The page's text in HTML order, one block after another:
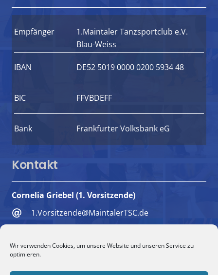
Wir verwenden Cookies, um unsere Website und unseren Service zu
optimieren.
Empfänger
1.Maintaler Tanzsportclub e.V.
Blau-Weiss
IBAN DE52 5019 0000 0200 5934 48
BIC FFVBDEFF
Bank Frankfurter Volksbank eG
Kontakt
Cornelia Griebel (1. Vorsitzende)
1.Vorsitzende@MaintalerTSC.de
+49 151 5732 1579